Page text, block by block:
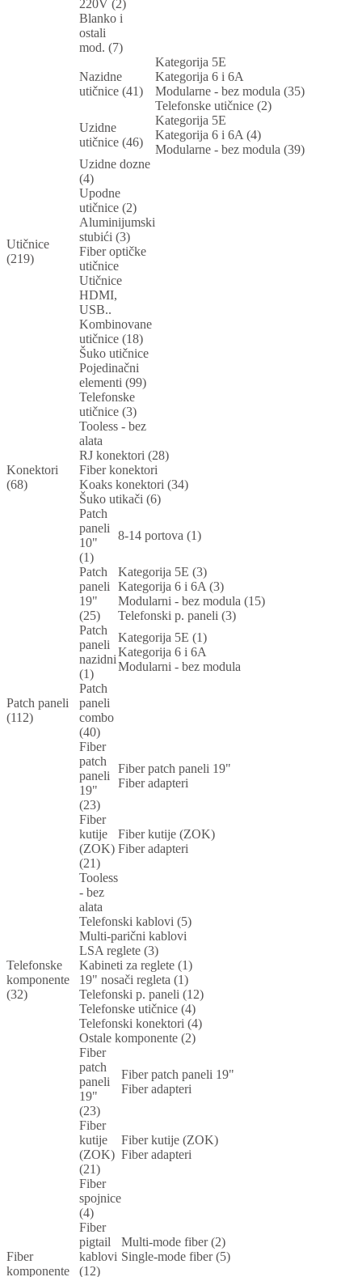
220V (2)
Blanko i
ostali
mod. (7)
Utičnice
(219)
Nazidne
utičnice (41)
Kategorija 5E
Kategorija 6 i 6A
Modularne - bez modula (35)
Telefonske utičnice (2)
Uzidne
utičnice (46)
Kategorija 5E
Kategorija 6 i 6A (4)
Modularne - bez modula (39)
Uzidne dozne
(4)
Upodne
utičnice (2)
Aluminijumski
stubići (3)
Fiber optičke
utičnice
Utičnice
HDMI,
USB..
Kombinovane
utičnice (18)
Šuko utičnice
Pojedinačni
elementi (99)
Telefonske
utičnice (3)
Tooless - bez
alata
Konektori
(68)
RJ konektori (28)
Fiber konektori
Koaks konektori (34)
Šuko utikači (6)
Patch paneli
(112)
Patch
paneli
10"
(1)
8-14 portova (1)
Patch
paneli
19"
(25)
Kategorija 5E (3)
Kategorija 6 i 6A (3)
Modularni - bez modula (15)
Telefonski p. paneli (3)
Patch
paneli
nazidni
(1)
Kategorija 5E (1)
Kategorija 6 i 6A
Modularni - bez modula
Patch
paneli
combo
(40)
Fiber
patch
paneli
19"
(23)
Fiber patch paneli 19"
Fiber adapteri
Fiber
kutije
(ZOK)
(21)
Fiber kutije (ZOK)
Fiber adapteri
Tooless
- bez
alata
Telefonske
komponente
(32)
Telefonski kablovi (5)
Multi-parični kablovi
LSA reglete (3)
Kabineti za reglete (1)
19" nosači regleta (1)
Telefonski p. paneli (12)
Telefonske utičnice (4)
Telefonski konektori (4)
Ostale komponente (2)
Fiber
komponente
Fiber
patch
paneli
19"
(23)
Fiber patch paneli 19"
Fiber adapteri
Fiber
kutije
(ZOK)
(21)
Fiber kutije (ZOK)
Fiber adapteri
Fiber
spojnice
(4)
Fiber
pigtail
kablovi
(12)
Multi-mode fiber (2)
Single-mode fiber (5)